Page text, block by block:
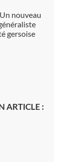
nouveau
gersoise
ARTICLE :